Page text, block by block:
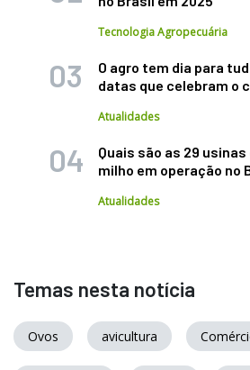
Tecnologia Agropecuária
O agro tem dia para
datas que celebram o
Atualidades
Quais são as 29
milho em operação no
Atualidades
Temas nesta notícia
Ovos avicultura